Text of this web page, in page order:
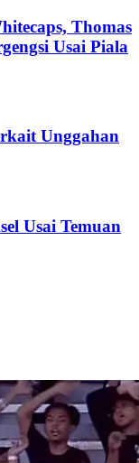
Thomas
Usai Piala
Unggahan
Usai Temuan